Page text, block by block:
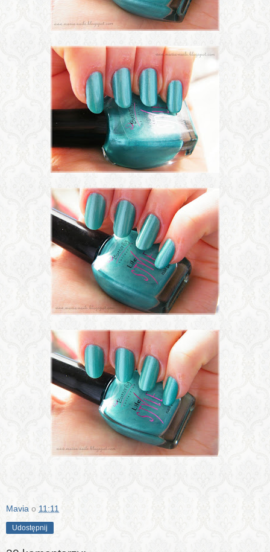
Mavia o 11:11
Udostępnij